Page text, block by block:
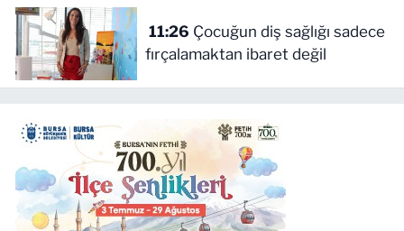
11:26
fırçalamaktan ibaret değil